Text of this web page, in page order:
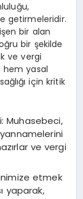
getirmeleridir.
bir alan
bir şekilde
ve vergi
hem yasal
için kritik
Muhasebeci,
ve vergi
etmek
yaparak,